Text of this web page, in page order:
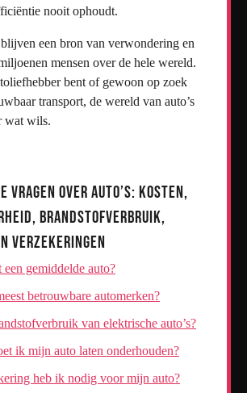
nooit ophoudt.
een bron van verwondering en
mensen over de hele wereld.
bent of gewoon op zoek
transport, de wereld van auto’s
wat wils.
Vragen over Auto’s: Kosten,
Brandstofverbruik,
Verzekeringen
gemiddelde auto?
betrouwbare automerken?
van elektrische auto’s?
ik mijn auto laten onderhouden?
heb ik nodig voor mijn auto?